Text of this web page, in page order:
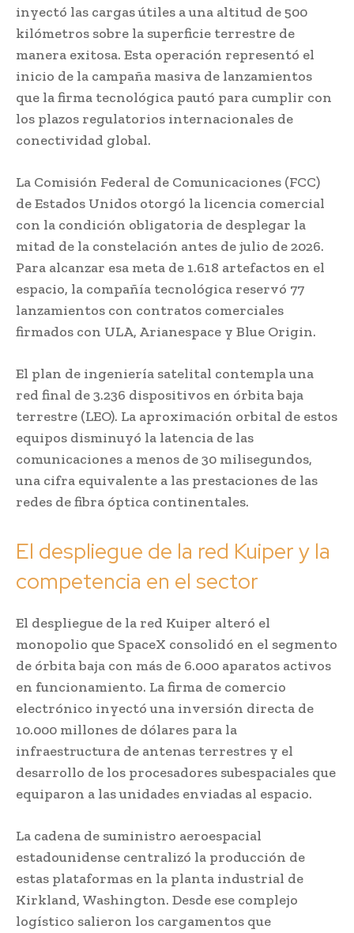
inyectó las cargas útiles a una altitud de 500
kilómetros sobre la superficie terrestre de
manera exitosa. Esta operación representó el
inicio de la campaña masiva de lanzamientos
que la firma tecnológica pautó para cumplir con
los plazos regulatorios internacionales de
conectividad global.
La Comisión Federal de Comunicaciones (FCC)
de Estados Unidos otorgó la licencia comercial
con la condición obligatoria de desplegar la
mitad de la constelación antes de julio de 2026.
Para alcanzar esa meta de 1.618 artefactos en el
espacio, la compañía tecnológica reservó 77
lanzamientos con contratos comerciales
firmados con ULA, Arianespace y Blue Origin.
El plan de ingeniería satelital contempla una
red final de 3.236 dispositivos en órbita baja
terrestre (LEO). La aproximación orbital de estos
equipos disminuyó la latencia de las
comunicaciones a menos de 30 milisegundos,
una cifra equivalente a las prestaciones de las
redes de fibra óptica continentales.
El despliegue de la red Kuiper y la
competencia en el sector
El despliegue de la red Kuiper alteró el
monopolio que SpaceX consolidó en el segmento
de órbita baja con más de 6.000 aparatos activos
en funcionamiento. La firma de comercio
electrónico inyectó una inversión directa de
10.000 millones de dólares para la
infraestructura de antenas terrestres y el
desarrollo de los procesadores subespaciales que
equiparon a las unidades enviadas al espacio.
La cadena de suministro aeroespacial
estadounidense centralizó la producción de
estas plataformas en la planta industrial de
Kirkland, Washington. Desde ese complejo
logístico salieron los cargamentos que